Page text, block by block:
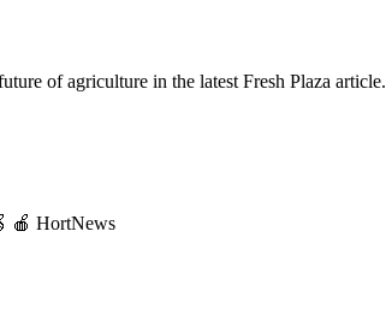
of agriculture in the latest Fresh Plaza article.
🍎 HortNews